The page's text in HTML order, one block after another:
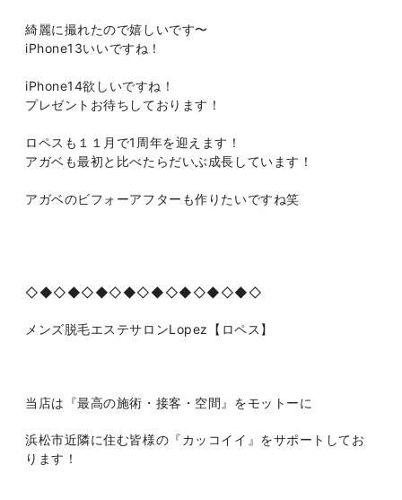
綺麗に撮れたので嬉しいです〜
iPhone13いいですね！
iPhone14欲しいですね！
プレゼントお待ちしております！
ロペスも１１月で1周年を迎えます！
アガベも最初と比べたらだいぶ成長しています！
アガベのビフォーアフターも作りたいですね笑
◇◆◇◆◇◆◇◆◇◆◇◆◇◆◇◆◇
メンズ脱毛エステサロンLopez 【ロペス】
当店は『最高の施術・接客・空間』をモットーに
浜松市近隣に住む皆様の『カッコイイ』をサポートしてお
ります！